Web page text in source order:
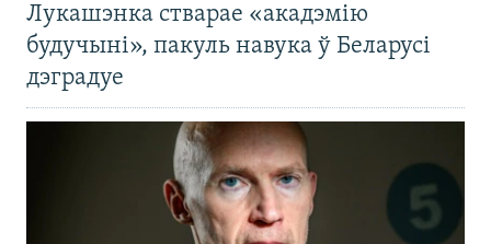
Лукашэнка стварае «акадэмію
будучыні», пакуль навука ў Беларусі
дэградуе